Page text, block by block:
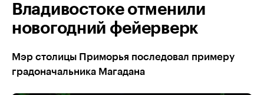
Владивостоке отменили
новогодний фейерверк
Мэр столицы Приморья последовал примеру
градоначальника Магадана